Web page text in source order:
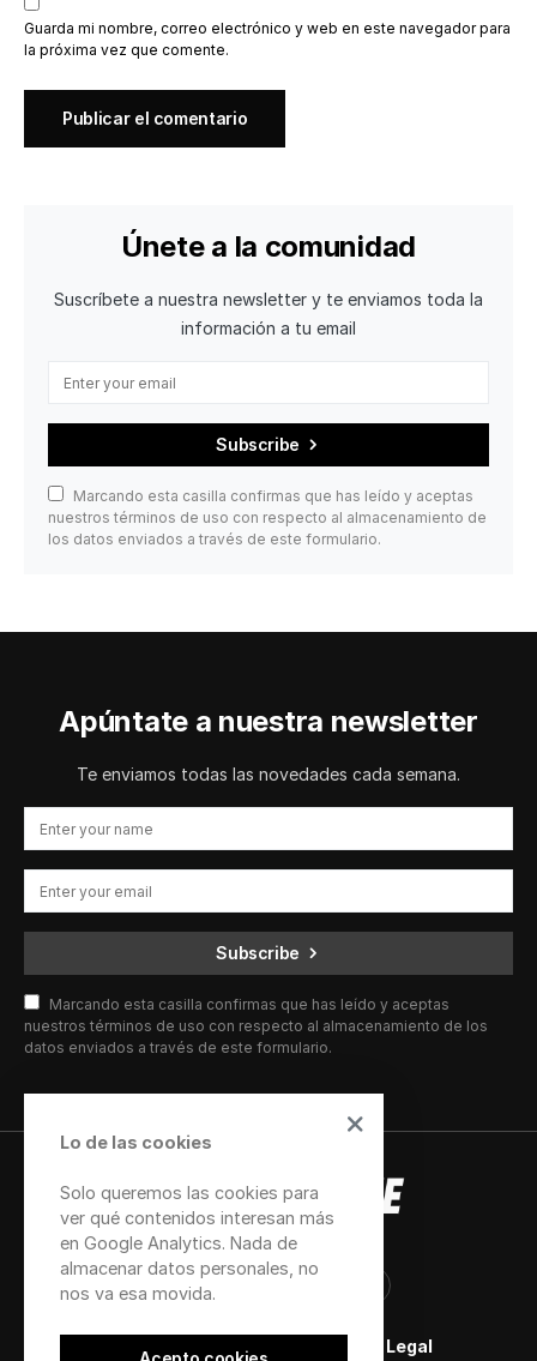
Guarda mi nombre, correo electrónico y web en este navegador para
la próxima vez que comente.
Únete a la comunidad
Suscríbete a nuestra newsletter y te enviamos toda la
información a tu email
Subscribe
Marcando esta casilla confirmas que has leído y aceptas
nuestros términos de uso con respecto al almacenamiento de
los datos enviados a través de este formulario.
Apúntate a nuestra newsletter
Te enviamos todas las novedades cada semana.
Subscribe
Marcando esta casilla confirmas que has leído y aceptas
nuestros términos de uso con respecto al almacenamiento de los
datos enviados a través de este formulario.
Contacto Aviso Legal
Lo de las cookies
Solo queremos las cookies para
ver qué contenidos interesan más
en Google Analytics. Nada de
almacenar datos personales, no
nos va esa movida.